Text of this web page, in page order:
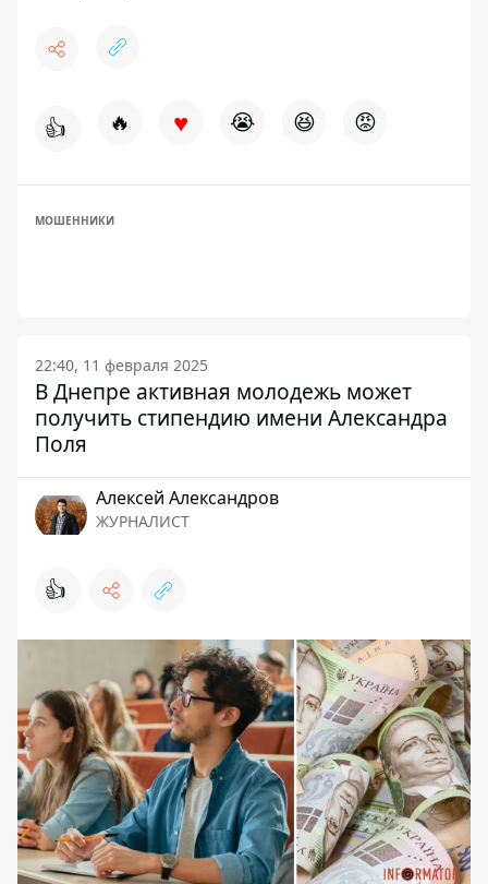
👍 🔥 ♥ 😭 😆 😡
МОШЕННИКИ
22:40, 11 февраля 2025
В Днепре активная молодежь может
получить стипендию имени Александра
Поля
Алексей Александров
ЖУРНАЛИСТ
👍